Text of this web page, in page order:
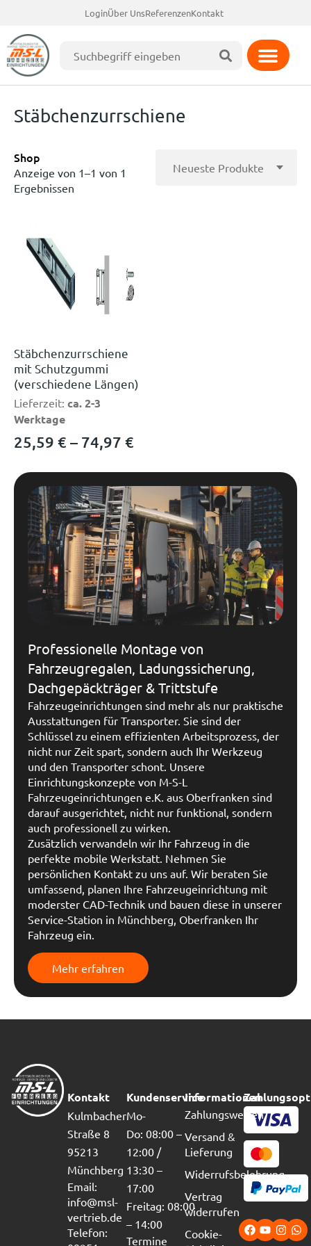
LoginÜber UnsReferenzenKontakt
Stäbchenzurrschiene
Shop
Anzeige von 1–1 von 1
Ergebnissen
Stäbchenzurrschiene
mit Schutzgummi
(verschiedene Längen)
Lieferzeit: ca. 2-3
Werktage
25,59 € – 74,97 €
Professionelle Montage von
Fahrzeugregalen, Ladungssicherung,
Dachgepäckträger & Trittstufe
Fahrzeugeinrichtungen sind mehr als nur praktische
Ausstattungen für Transporter. Sie sind der
Schlüssel zu einem effizienten Arbeitsprozess, der
nicht nur Zeit spart, sondern auch Ihr Werkzeug
und den Transporter schont. Unsere
Einrichtungskonzepte von M-S-L
Fahrzeugeinrichtungen e.K. aus Oberfranken sind
darauf ausgerichtet, nicht nur funktional, sondern
auch professionell zu wirken.
Zusätzlich verwandeln wir Ihr Fahrzeug in die
perfekte mobile Werkstatt. Nehmen Sie
persönlichen Kontakt zu uns auf. Wir beraten Sie
umfassend, planen Ihre Fahrzeugeinrichtung mit
moderster CAD-Technik und bauen diese in unserer
Service-Station in Münchberg, Oberfranken Ihr
Fahrzeug ein.
Mehr erfahren
Kontakt
Kulmbacher
Straße 8
95213
Münchberg
Email:
info@msl-
vertrieb.de
Telefon:
Kundenservice
Mo-
Do: 08:00 –
12:00 /
13:30 –
17:00
Freitag: 08:00
– 14:00
Termine
Informationen
Zahlungsweisen
Versand &
Lieferung
Widerrufsbelehrung
Vertrag
widerrufen
Cookie-